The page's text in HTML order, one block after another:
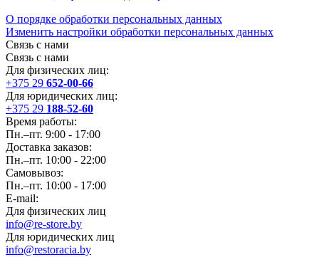
О порядке обработки персональных данных
Изменить настройки обработки персональных данных
Связь с нами
Связь с нами
Для физических лиц:
+375 29 652-00-66
Для юридических лиц:
+375 29 188-52-60
Время работы:
Пн.–пт. 9:00 - 17:00
Доставка заказов:
Пн.–пт. 10:00 - 22:00
Самовывоз:
Пн.–пт. 10:00 - 17:00
E-mail:
Для физических лиц
info@re-store.by
Для юридических лиц
info@restoracia.by